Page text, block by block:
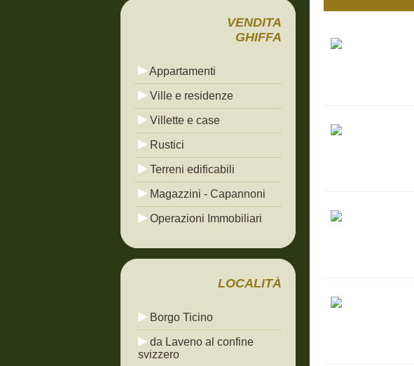
VENDITA
GHIFFA
Appartamenti
Ville e residenze
Villette e case
Rustici
Terreni edificabili
Magazzini - Capannoni
Operazioni Immobiliari
LOCALITÀ
Borgo Ticino
da Laveno al confine
svizzero